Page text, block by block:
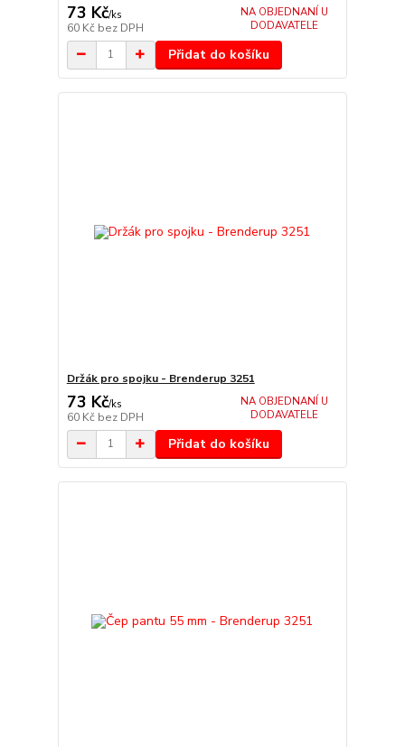
73 Kč/ks
60 Kč bez DPH
NA OBJEDNANÍ U
DODAVATELE
Přidat do košíku
Držák pro spojku - Brenderup 3251
73 Kč/ks
60 Kč bez DPH
NA OBJEDNANÍ U
DODAVATELE
Přidat do košíku